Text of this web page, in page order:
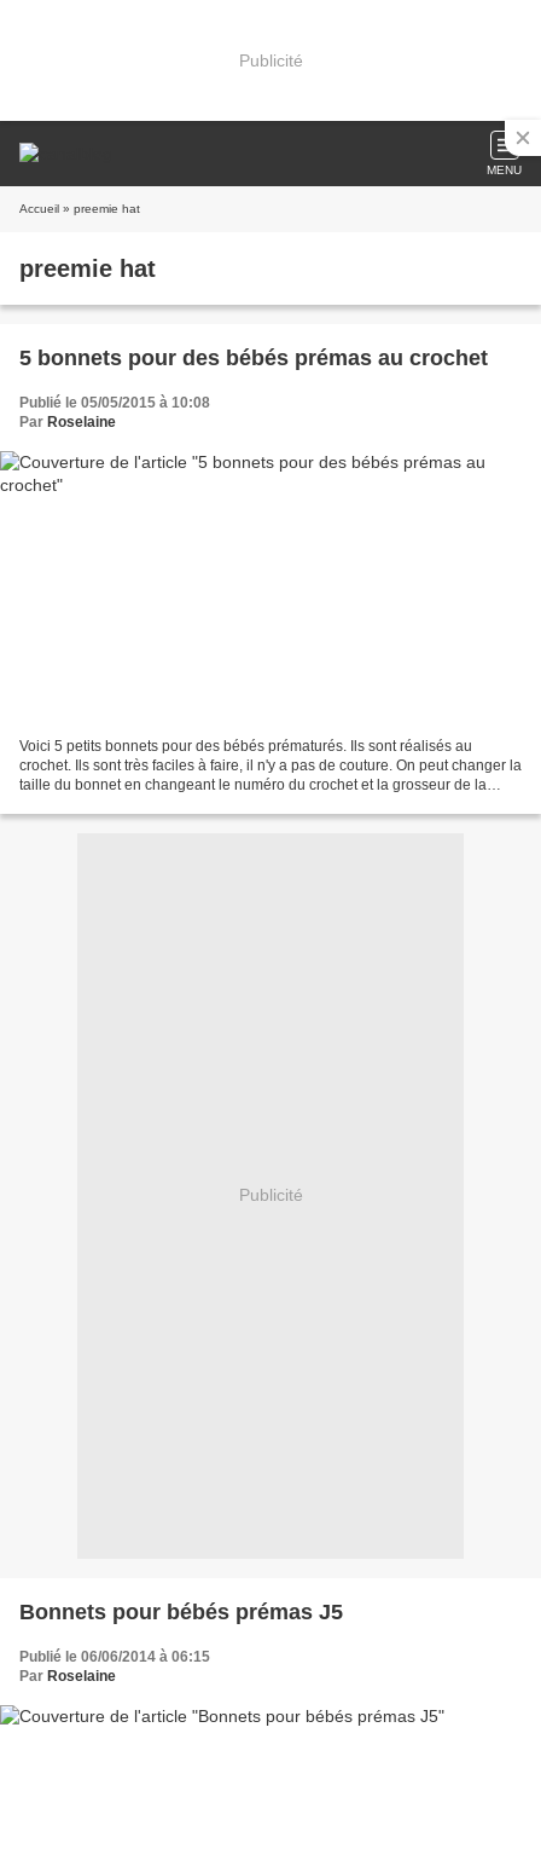
Publicité
MENU
Accueil » preemie hat
preemie hat
5 bonnets pour des bébés prémas au crochet
Publié le 05/05/2015 à 10:08
Par Roselaine
Voici 5 petits bonnets pour des bébés prématurés. Ils sont réalisés au
crochet. Ils sont très faciles à faire, il n'y a pas de couture. On peut changer la
taille du bonnet en changeant le numéro du crochet et la grosseur de la
Publicité
Bonnets pour bébés prémas J5
Publié le 06/06/2014 à 06:15
Par Roselaine